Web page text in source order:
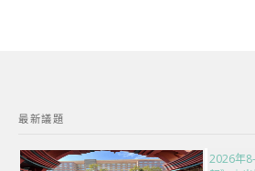
最新議題
2026年